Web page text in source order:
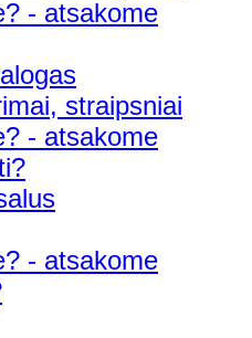
- atsakome
straipsniai
- atsakome
- atsakome